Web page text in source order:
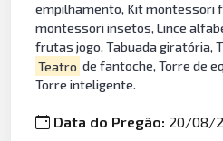
empilhamento, Kit montessori
montessori insetos, Lince
frutas jogo, Tabuada giratória,
Teatro de fantoche, Torre de
Torre inteligente.
Data do Pregão: 20/08/